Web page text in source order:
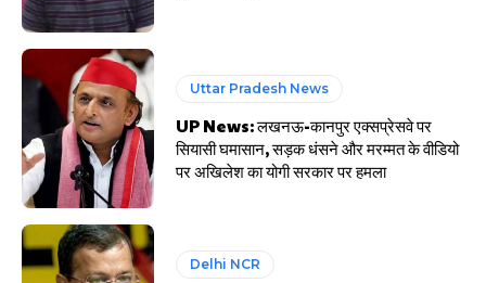
Uttar Pradesh News
UP News: लखनऊ-कानपुर एक्सप्रेसवे पर
सियासी घमासान, सड़क धंसने और मरम्मत के वीडियो
पर अखिलेश का योगी सरकार पर हमला
Delhi NCR